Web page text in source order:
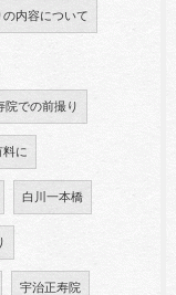
内容について
院での前撮り
料に
白川一本橋
宇治正寿院